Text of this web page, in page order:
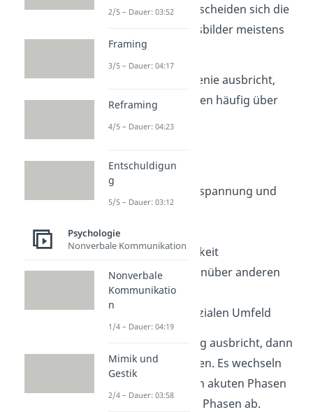
Schizophrenie unterscheiden sich die
einzelnen Krankheitsbilder meistens
stark voneinander.
Bevor die Schizophrenie ausbricht,
klagen die Betroffenen häufig über
folgende Anzeichen
(Prodromalphase):
Schlafstörungen
Starke innere Anspannung und
Reizbarkeit
Geräusch- und
Lichtempfindlichkeit
Misstrauen gegenüber anderen
Menschen
Isolation vom sozialen Umfeld
Wenn die Erkrankung ausbricht, dann
verläuft sie in Schüben. Es wechseln
sich die sogenannten akuten Phasen
und die chronischen Phasen ab.
2/5 – Dauer: 03:52
Framing
3/5 – Dauer: 04:17
Reframing
4/5 – Dauer: 04:23
Entschuldigun
g
5/5 – Dauer: 03:12
Psychologie
Nonverbale Kommunikation
Nonverbale
Kommunikatio
n
1/4 – Dauer: 04:19
Mimik und
Gestik
2/4 – Dauer: 03:58